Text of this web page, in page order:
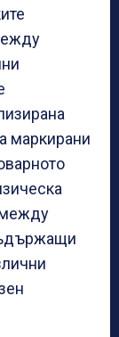
маркирани
между